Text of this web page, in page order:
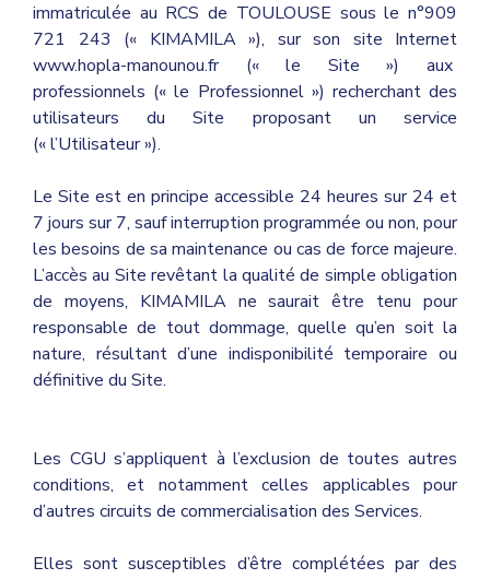
immatriculée au RCS de TOULOUSE sous le n°909
721 243 (« KIMAMILA »), sur son site Internet
www.hopla-manounou.fr (« le Site ») aux
professionnels (« le Professionnel ») recherchant des
utilisateurs du Site proposant un service
(« l’Utilisateur »).
Le Site est en principe accessible 24 heures sur 24 et
7 jours sur 7, sauf interruption programmée ou non, pour
les besoins de sa maintenance ou cas de force majeure.
L’accès au Site revêtant la qualité de simple obligation
de moyens, KIMAMILA ne saurait être tenu pour
responsable de tout dommage, quelle qu’en soit la
nature, résultant d’une indisponibilité temporaire ou
définitive du Site.
Les CGU s’appliquent à l’exclusion de toutes autres
conditions, et notamment celles applicables pour
d’autres circuits de commercialisation des Services.
Elles sont susceptibles d’être complétées par des